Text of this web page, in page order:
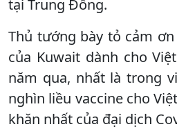
tại Trung Đông.
Thủ tướng bày tỏ cảm
của Kuwait dành cho
năm qua, nhất là trong
nghìn liều vaccine cho
khăn nhất của đại dịch